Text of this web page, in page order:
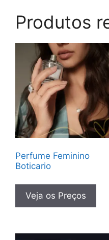
Produtos
Perfume Feminino
Boticario
Veja os Preços